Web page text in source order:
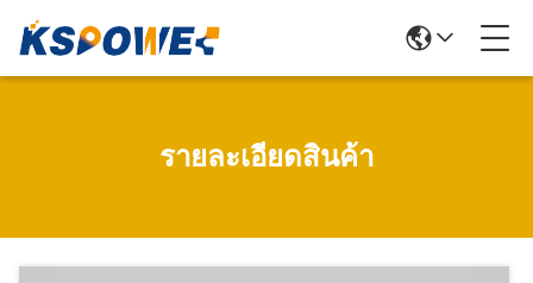
รายละเอียดสินค้า